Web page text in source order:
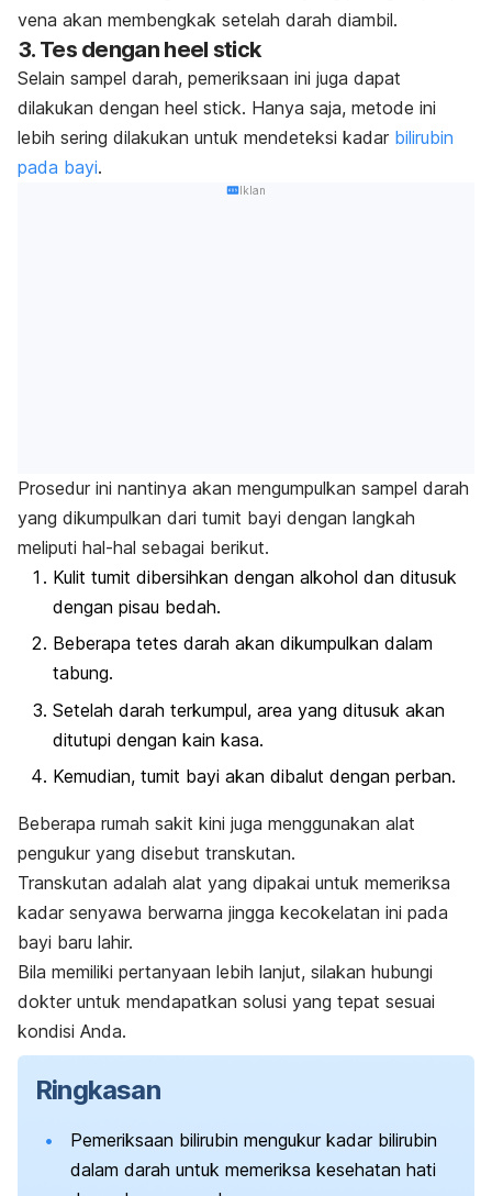
vena akan membengkak setelah darah diambil.
3. Tes dengan heel stick
Selain sampel darah, pemeriksaan ini juga dapat
dilakukan dengan heel stick. Hanya saja, metode ini
lebih sering dilakukan untuk mendeteksi kadar bilirubin
pada bayi.
Iklan
Prosedur ini nantinya akan mengumpulkan sampel darah
yang dikumpulkan dari tumit bayi dengan langkah
meliputi hal-hal sebagai berikut.
Kulit tumit dibersihkan dengan alkohol dan ditusuk
dengan pisau bedah.
Beberapa tetes darah akan dikumpulkan dalam
tabung.
Setelah darah terkumpul, area yang ditusuk akan
ditutupi dengan kain kasa.
Kemudian, tumit bayi akan dibalut dengan perban.
Beberapa rumah sakit kini juga menggunakan alat
pengukur yang disebut transkutan.
Transkutan adalah alat yang dipakai untuk memeriksa
kadar senyawa berwarna jingga kecokelatan ini pada
bayi baru lahir.
Bila memiliki pertanyaan lebih lanjut, silakan hubungi
dokter untuk mendapatkan solusi yang tepat sesuai
kondisi Anda.
Ringkasan
Pemeriksaan bilirubin mengukur kadar bilirubin
dalam darah untuk memeriksa kesehatan hati